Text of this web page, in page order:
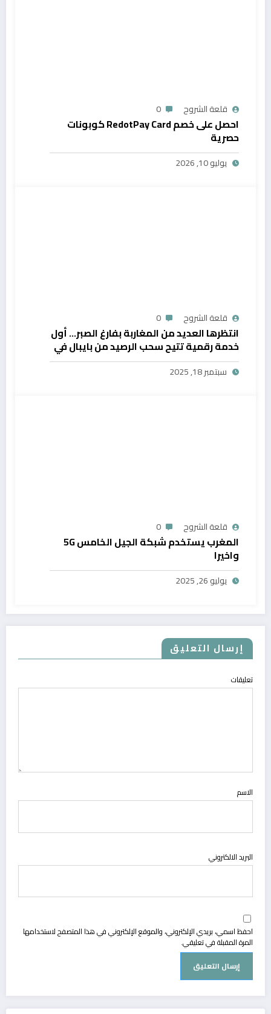
قلعة الشروح 0
احصل على خصم RedotPay Card كوبونات
حصرية
يوليو 10, 2026
قلعة الشروح 0
انتظرها العديد من المغاربة بفارغ الصبر… أول
خدمة رقمية تتيح سحب الرصيد من بايبال في
المغرب
سبتمبر 18, 2025
قلعة الشروح 0
المغرب يستخدم شبكة الجيل الخامس 5G
واخيرا
يوليو 26, 2025
إرسال التعليق
تعليقات
الاسم
البريد الالكتروني
احفظ اسمي، بريدي الإلكتروني، والموقع الإلكتروني في هذا المتصفح لاستخدامها
المرة المقبلة في تعليقي.